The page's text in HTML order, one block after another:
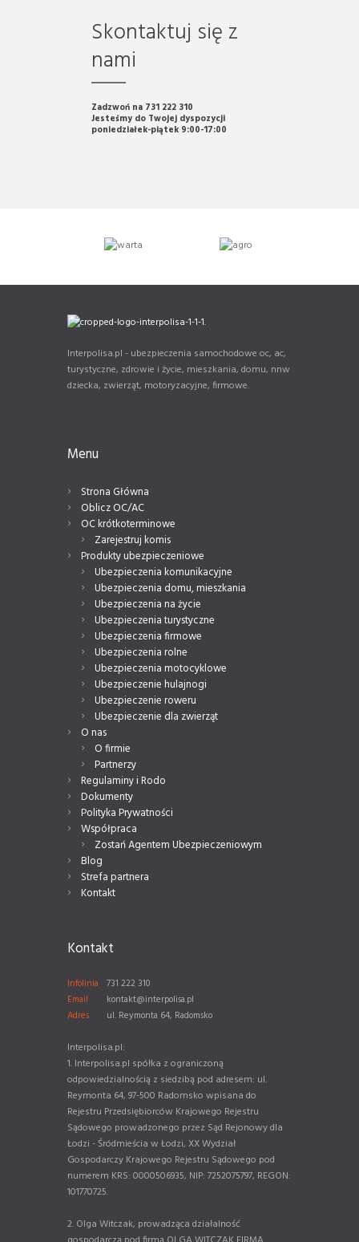
Skontaktuj się z
nami
Zadzwoń na 731 222 310
Jesteśmy do Twojej dyspozycji
poniedziałek-piątek 9:00-17:00
Interpolisa.pl - ubezpieczenia samochodowe oc, ac,
turystyczne, zdrowie i życie, mieszkania, domu, nnw
dziecka, zwierząt, motoryzacyjne, firmowe.
Menu
Strona Główna
Oblicz OC/AC
OC krótkoterminowe
Zarejestruj komis
Produkty ubezpieczeniowe
Ubezpieczenia komunikacyjne
Ubezpieczenia domu, mieszkania
Ubezpieczenia na życie
Ubezpieczenia turystyczne
Ubezpieczenia firmowe
Ubezpieczenia rolne
Ubezpieczenia motocyklowe
Ubezpieczenie hulajnogi
Ubezpieczenie roweru
Ubezpieczenie dla zwierząt
O nas
O firmie
Partnerzy
Regulaminy i Rodo
Dokumenty
Polityka Prywatności
Współpraca
Zostań Agentem Ubezpieczeniowym
Blog
Strefa partnera
Kontakt
Kontakt
Infolinia
731 222 310
Email
kontakt@interpolisa.pl
Adres
ul. Reymonta 64, Radomsko
Interpolisa.pl:
1. Interpolisa.pl spółka z ograniczoną
odpowiedzialnością z siedzibą pod adresem: ul.
Reymonta 64, 97-500 Radomsko wpisana do
Rejestru Przedsiębiorców Krajowego Rejestru
Sądowego prowadzonego przez Sąd Rejonowy dla
Łodzi - Śródmieścia w Łodzi, XX Wydział
Gospodarczy Krajowego Rejestru Sądowego pod
numerem KRS: 0000506935, NIP: 7252075797, REGON:
101770725.
2. Olga Witczak, prowadząca działalność